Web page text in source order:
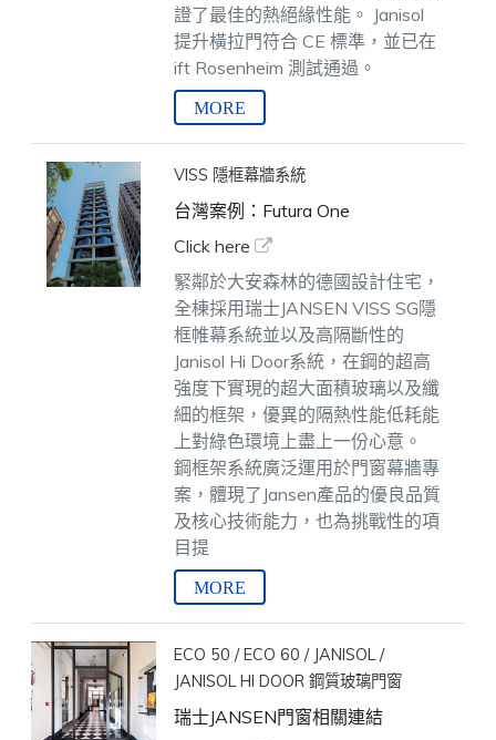
證了最佳的熱絕緣性能。 Janisol
提升橫拉門符合 CE 標準，並已在
ift Rosenheim 測試通過。
VISS 隱框幕牆系統
台灣案例：Futura One
Click here
緊鄰於大安森林的德國設計住宅，
全棟採用瑞士JANSEN VISS SG隱
框帷幕系統並以及高隔斷性的
Janisol Hi Door系統，在鋼的超高
強度下實現的超大面積玻璃以及纖
細的框架，優異的隔熱性能低耗能
上對綠色環境上盡上一份心意。
鋼框架系統廣泛運用於門窗幕牆專
案，體現了Jansen產品的優良品質
及核心技術能力，也為挑戰性的項
目提
ECO 50 / ECO 60 / JANISOL /
JANISOL HI DOOR 鋼質玻璃門窗
瑞士JANSEN門窗相關連結